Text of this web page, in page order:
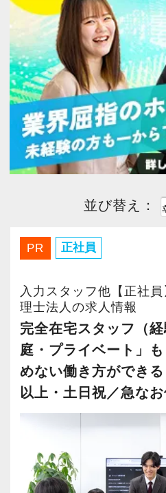
今すぐ会
PC版サ
採用ご担
並び替え：
PR 正社員
入力スタッフ他【正社
理士法人の求人情報
完全在宅スタッフ（
庭・プライベート」
めない働き方ができ
以上・土日祝／急な